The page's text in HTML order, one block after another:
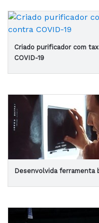
Criado purificador com
COVID-19
Desenvolvida ferramenta